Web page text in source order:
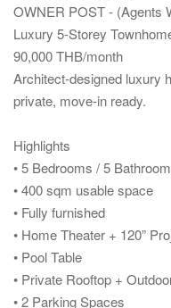
OWNER POST - (Agents
Luxury 5-Storey
90,000 THB/month
Architect-designed luxury
private, move-in ready.
Highlights
• 5 Bedrooms / 5
• 400 sqm usable space
• Fully furnished
• Home Theater + 120”
• Pool Table
• Private Rooftop +
• 2 Parking Spaces